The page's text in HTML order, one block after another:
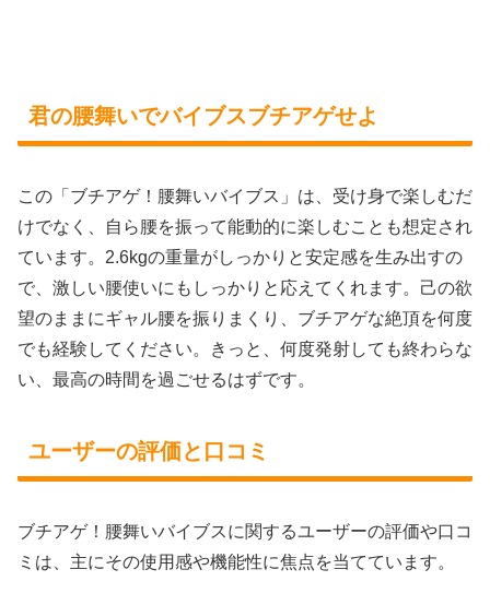
君の腰舞いでバイブスブチアゲせよ
この「ブチアゲ！腰舞いバイブス」は、受け身で楽しむだ
けでなく、自ら腰を振って能動的に楽しむことも想定され
ています。2.6kgの重量がしっかりと安定感を生み出すの
で、激しい腰使いにもしっかりと応えてくれます。己の欲
望のままにギャル腰を振りまくり、ブチアゲな絶頂を何度
でも経験してください。きっと、何度発射しても終わらな
い、最高の時間を過ごせるはずです。
ユーザーの評価と口コミ
ブチアゲ！腰舞いバイブスに関するユーザーの評価や口コ
ミは、主にその使用感や機能性に焦点を当てています。